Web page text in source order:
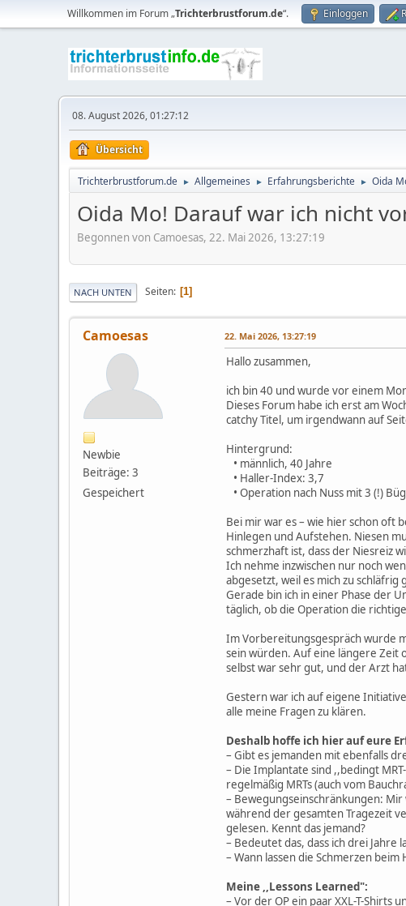
Willkommen im Forum „Trichterbrustforum.de“. Einloggen
08. August 2026, 01:27:12
Übersicht
Trichterbrustforum.de ► Allgemeines ► Erfahrungsberichte ► Oida
Oida Mo! Darauf war ich nicht
Begonnen von Camoesas, 22. Mai 2026, 13:27:19
NACH UNTEN Seiten 1
Camoesas
Newbie
Beiträge: 3
Gespeichert
22. Mai 2026, 13:27:19
Hallo zusammen,
ich bin 40 und wurde vor einem
Dieses Forum habe ich erst am
catchy Titel, um irgendwann auf
Hintergrund:
• männlich, 40 Jahre
• Haller-Index: 3,7
• Operation nach Nuss mit 3 (!)
Bei mir war es – wie hier schon oft
Hinlegen und Aufstehen. Niesen
schmerzhaft ist, dass der Niesreiz
Ich nehme inzwischen nur noch
abgesetzt, weil es mich zu
Gerade bin ich in einer Phase der
täglich, ob die Operation die
Im Vorbereitungsgespräch wurde
sein würden. Auf eine längere Zeit
selbst war sehr gut, und der Arzt
Gestern war ich auf eigene
alle meine Fragen zu klären.
Deshalb hoffe ich hier auf eure
– Gibt es jemanden mit ebenfalls
– Die Implantate sind ,,bedingt
regelmäßig MRTs (auch vom
– Bewegungseinschränkungen:
während der gesamten Tragezeit
gelesen. Kennt das jemand?
– Bedeutet das, dass ich drei Jahre
– Wann lassen die Schmerzen
Meine ,,Lessons Learned":
– Vor der OP ein paar XXL-T-Shirts